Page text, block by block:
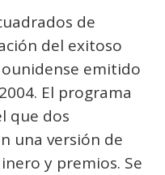
de
del exitoso
emitido
El programa
que dos
una versión de
y premios. Se